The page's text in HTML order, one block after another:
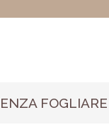
FOGLIARE